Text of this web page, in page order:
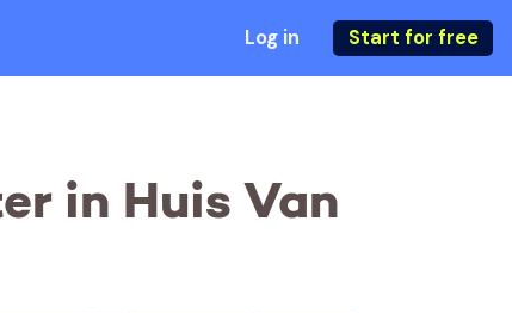
Log in Start for free
in Huis Van